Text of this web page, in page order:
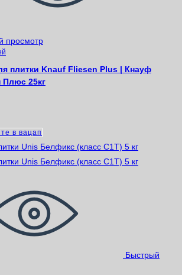
просмотр
плитки Knauf Fliesen Plus | Кнауф
Плюс 25кг
в вацап
Быстрый